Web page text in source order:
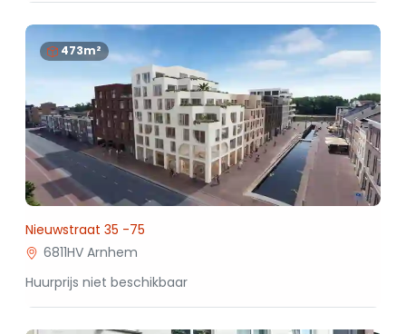
473m²
Nieuwstraat 35 -75
6811HV Arnhem
Huurprijs niet beschikbaar